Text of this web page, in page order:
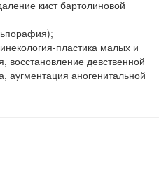
кист бартолиновой
пластика малых и
восстановление девственной
аугментация аногенитальной